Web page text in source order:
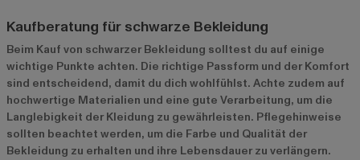
Kaufberatung für schwarze Bekleidung
Beim Kauf von schwarzer Bekleidung solltest du auf einige
wichtige Punkte achten. Die richtige Passform und der Komfort
sind entscheidend, damit du dich wohlfühlst. Achte zudem auf
hochwertige Materialien und eine gute Verarbeitung, um die
Langlebigkeit der Kleidung zu gewährleisten. Pflegehinweise
sollten beachtet werden, um die Farbe und Qualität der
Bekleidung zu erhalten und ihre Lebensdauer zu verlängern.